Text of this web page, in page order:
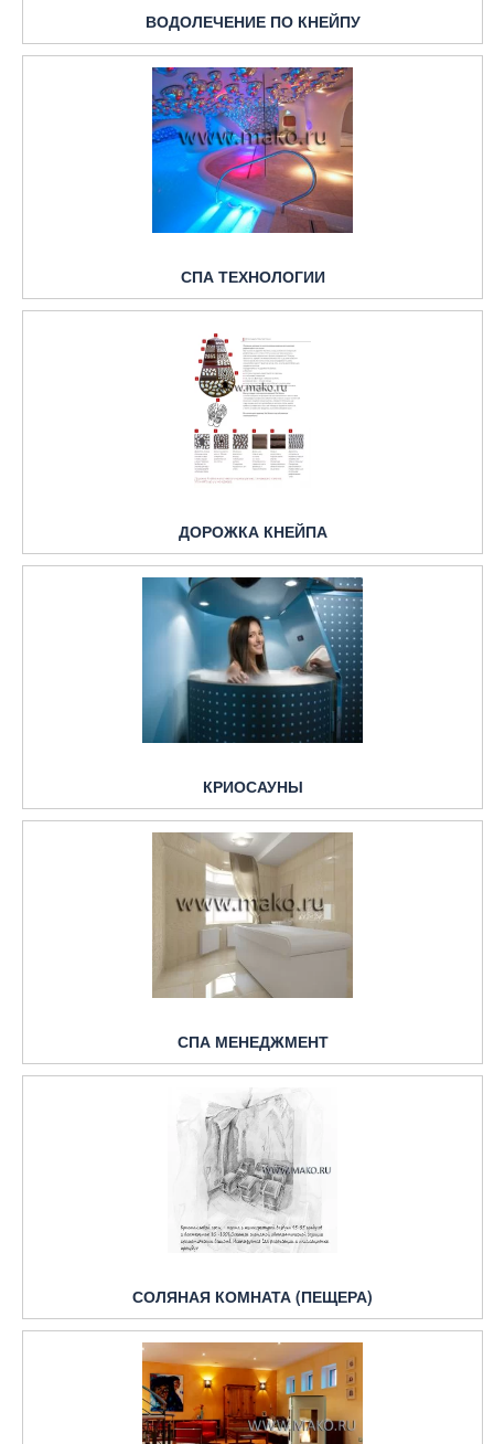
ВОДОЛЕЧЕНИЕ ПО КНЕЙПУ
СПА ТЕХНОЛОГИИ
ДОРОЖКА КНЕЙПА
КРИОСАУНЫ
СПА МЕНЕДЖМЕНТ
СОЛЯНАЯ КОМНАТА (ПЕЩЕРА)